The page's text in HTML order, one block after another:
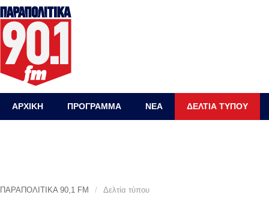
ΑΡΧΙΚΗ ΠΡΟΓΡΑΜΜΑ ΝΕΑ ΔΕΛΤΙΑ ΤΥΠΟΥ
ΠΑΡΑΠΟΛΙΤΙΚΑ 90,1 FM / Δελτία τύπου